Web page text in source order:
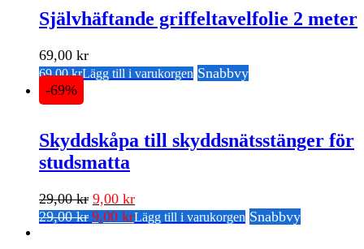
39,00 kr.29,00 kr.
var:
39,00 kr.
är:
29,00 kr.
Självhäftande griffeltavelfolie 2 meter
69,00 kr
69,00krLägg till i varukorgen Snabbvy
-69%
Skyddskåpa till skyddsnätsstänger för
studsmatta
29,00kr Det
ursprungliga
9,00 krDet
nuvarande
29,00krDet
ursprungliga
9,00 krDet
nuvarande
Lägg till i varukorgen Snabbvy